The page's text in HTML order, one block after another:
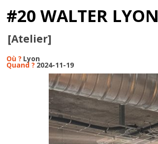
Signez le manifeste
#20 WALTER LYON
[Atelier]
Où ? Lyon
Quand ? 2024-11-19